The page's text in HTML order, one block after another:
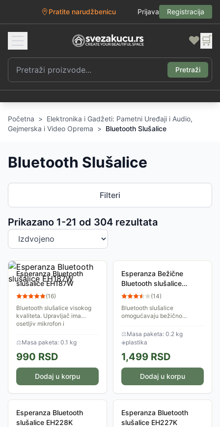
Pratite narudžbenicu Prijava Registracija
❤️ 🛒
Pretraži
Početna > Elektronika i Gadžeti: Pametni Uređaji i Audio,
Gejmerska i Video Oprema > Bluetooth Slušalice
Bluetooth Slušalice
Filteri
Prikazano 1-21 od 304 rezultata
Sortiranje proizvoda
Esperanza Bluetooth
slušalice EH187W
(16)
Bluetooth slušalice visokog
kvaliteta. Upravljač ima
osetljiv mikrofon i
jačine zvuka, kao i prijem /
završavanje...
⚖Masa paketa: 0.1 kg
990 RSD
Dodaj u korpu
Esperanza Bežične
Bluetooth slušalice
EH239K (14)
Bluetooth slušalice
omogućavaju bežično
odgovaranje na telefonke
pozive. Slušalice su male,
udobne i pouzdane. Slušajte
vašu...
⚖Masa paketa: 0.2 kg
◈plastika
1,499 RSD
Dodaj u korpu
Esperanza Bluetooth
slušalice EH228K
Esperanza Bluetooth
slušalice EH227K